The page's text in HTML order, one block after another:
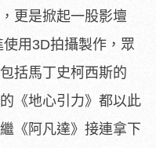
更是掀起一股影壇
用3D拍攝製作， 眾
括馬丁史柯西斯的
《地心引力》都以此
繼《阿凡達》接連拿下